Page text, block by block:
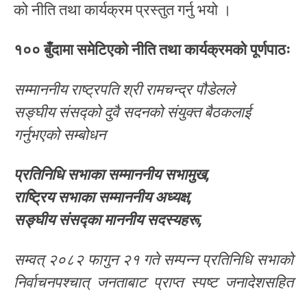
को नीति तथा कार्यक्रम प्रस्तुत गर्नु भयो ।
१०० बुँदामा समेटिएको नीति तथा कार्यक्रमको पूर्णपाठः
सम्माननीय राष्ट्रपति श्री रामचन्द्र पौडेलले
सङ्घीय संसद्को दुवै सदनको संयुक्त बैठकलाई
गर्नुभएको सम्बोधन
प्रतिनिधि सभाका सम्माननीय सभामुख,
राष्ट्रिय सभाका सम्माननीय अध्यक्ष,
सङ्घीय संसद्का माननीय सदस्यहरू,
सम्वत् २०८२ फागुन २१ गते सम्पन्न प्रतिनिधि सभाको
निर्वाचनपश्चात् जनताबाट प्राप्त स्पष्ट जनादेशसहित